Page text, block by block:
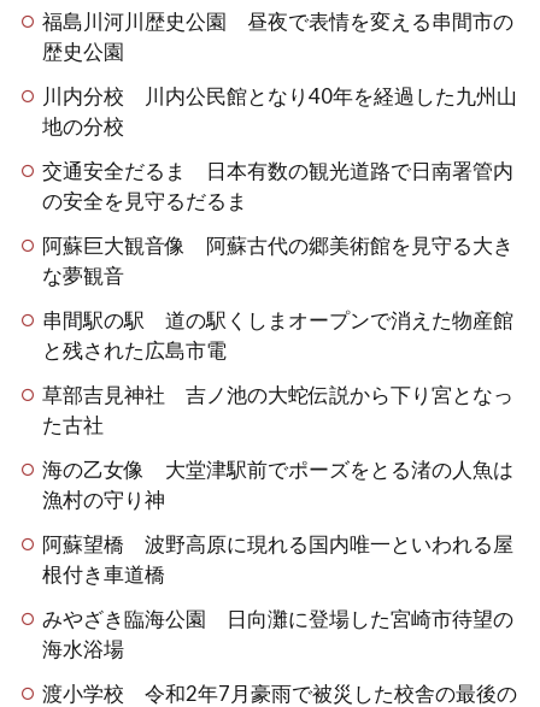
福島川河川歴史公園 昼夜で表情を変える串間市の
歴史公園
川内分校 川内公民館となり40年を経過した九州山
地の分校
交通安全だるま 日本有数の観光道路で日南署管内
の安全を見守るだるま
阿蘇巨大観音像 阿蘇古代の郷美術館を見守る大き
な夢観音
串間駅の駅 道の駅くしまオープンで消えた物産館
と残された広島市電
草部吉見神社 吉ノ池の大蛇伝説から下り宮となっ
た古社
海の乙女像 大堂津駅前でポーズをとる渚の人魚は
漁村の守り神
阿蘇望橋 波野高原に現れる国内唯一といわれる屋
根付き車道橋
みやざき臨海公園 日向灘に登場した宮崎市待望の
海水浴場
渡小学校 令和2年7月豪雨で被災した校舎の最後の